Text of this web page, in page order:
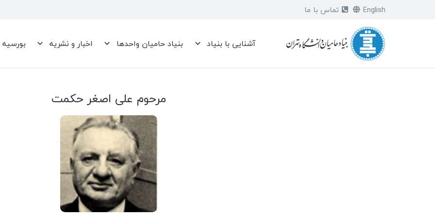
English تماس با ما
آشنایی با بنیاد بنیاد حامیان واحدها اخبار و نشریه بورسیه
مرحوم علی اصغر حکمت